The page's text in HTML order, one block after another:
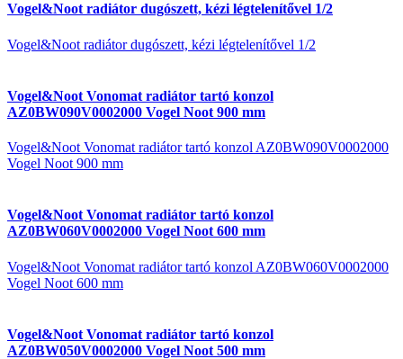
Vogel&Noot radiátor dugószett, kézi légtelenítővel 1/2
Vogel&Noot radiátor dugószett, kézi légtelenítővel 1/2
Vogel&Noot Vonomat radiátor tartó konzol
AZ0BW090V0002000 Vogel Noot 900 mm
Vogel&Noot Vonomat radiátor tartó konzol AZ0BW090V0002000
Vogel Noot 900 mm
Vogel&Noot Vonomat radiátor tartó konzol
AZ0BW060V0002000 Vogel Noot 600 mm
Vogel&Noot Vonomat radiátor tartó konzol AZ0BW060V0002000
Vogel Noot 600 mm
Vogel&Noot Vonomat radiátor tartó konzol
AZ0BW050V0002000 Vogel Noot 500 mm